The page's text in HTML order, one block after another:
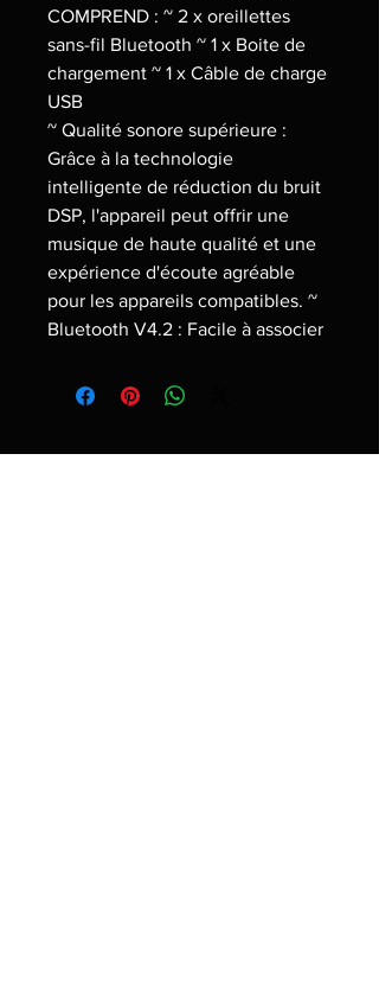
COMPREND : ~ 2 x oreillettes
sans-fil Bluetooth ~ 1 x Boite de
chargement ~ 1 x Câble de charge
USB
~ Qualité sonore supérieure :
Grâce à la technologie
intelligente de réduction du bruit
DSP, l'appareil peut offrir une
musique de haute qualité et une
expérience d'écoute agréable
pour les appareils compatibles. ~
Bluetooth V4.2 : Facile à associer